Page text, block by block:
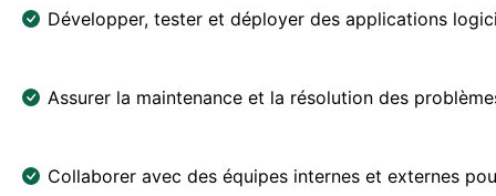
Développer, tester et déployer des applications
Assurer la maintenance et la résolution des
Collaborer avec des équipes internes et externes